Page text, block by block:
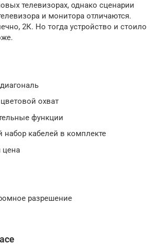
телевизорах, однако сценарии
и монитора отличаются.
2К. Но тогда устройство и стоило
охват
функции
набор кабелей в комплекте
цена
разрешение